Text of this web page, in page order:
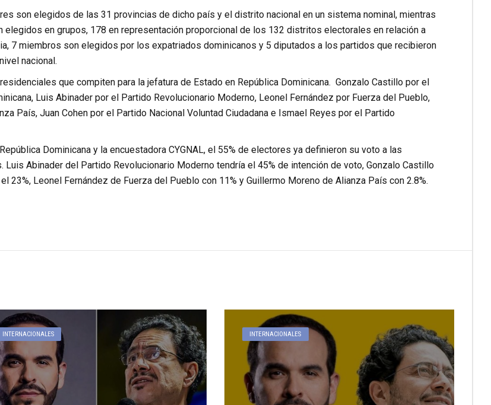
son elegidos de las 31 provincias de dicho país y el distrito nacional en un sistema nominal, mientras
elegidos en grupos, 178 en representación proporcional de los 132 distritos electorales en relación a
7 miembros son elegidos por los expatriados dominicanos y 5 diputados a los partidos que recibieron
nacional.
que compiten para la jefatura de Estado en República Dominicana. Gonzalo Castillo por el
Luis Abinader por el Partido Revolucionario Moderno, Leonel Fernández por Fuerza del Pueblo,
País, Juan Cohen por el Partido Nacional Voluntad Ciudadana e Ismael Reyes por el Partido
Dominicana y la encuestadora CYGNAL, el 55% de electores ya definieron su voto a las
Abinader del Partido Revolucionario Moderno tendría el 45% de intención de voto, Gonzalo Castillo
23%, Leonel Fernández de Fuerza del Pueblo con 11% y Guillermo Moreno de Alianza País con 2.8%.
INTERNACIONALES INTERNACIONALES